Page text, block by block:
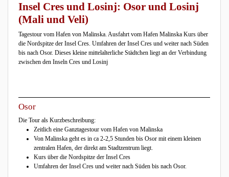
Insel Cres und Losinj: Osor und Losinj
(Mali und Veli)
Tagestour vom Hafen von Malinska. Ausfahrt vom Hafen Malinska Kurs über
die Nordspitze der Insel Cres. Umfahren der Insel Cres und weiter nach Süden
bis nach Osor. Dieses kleine mittelalterliche Städtchen liegt an der Verbindung
zwischen den Inseln Cres und Losinj
Osor
Die Tour als Kurzbeschreibung:
Zeitlich eine Ganztagestour vom Hafen von Malinska
Von Malinska geht es in ca 2-2,5 Stunden bis Osor mit einem kleinen
zentralen Hafen, der direkt am Stadtzentrum liegt.
Kurs über die Nordspitze der Insel Cres
Umfahren der Insel Cres und weiter nach Süden bis nach Osor.